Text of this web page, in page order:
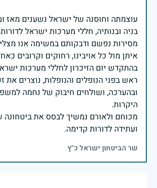
עוצמתה וחוסנה של ישראל נשענים מאז
בניה ובנותיה, חללי מערכות ישראל
מסירות נפשם ודבקותם במשימה אנו
בהתקדש יום הזיכרון לחללי מערכות
ראש בפני הנופלים והנופלות, נוצרים את
ובהערכה, ושולחים חיבוק של נחמה
מכוחם ולאורם נמשיך לבסס את
ועתידה לדורות קדימה.
שר הביטחון ישראל כ"ץ